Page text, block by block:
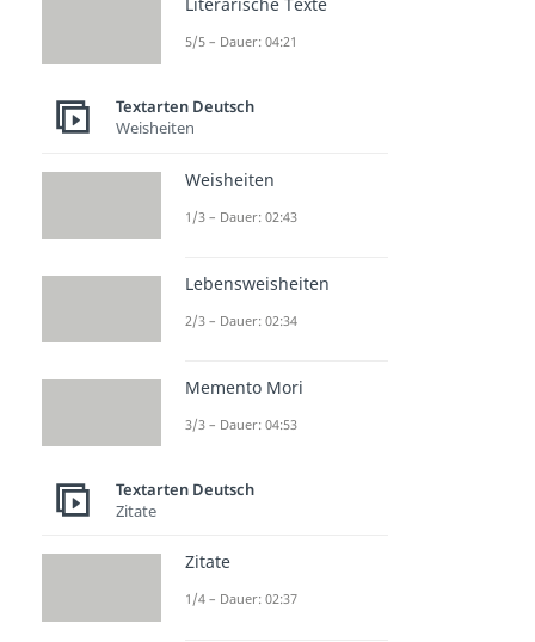
5/5 – Dauer: 04:21
Textarten Deutsch
Weisheiten
Weisheiten
1/3 – Dauer: 02:43
Lebensweisheiten
2/3 – Dauer: 02:34
Memento Mori
3/3 – Dauer: 04:53
Textarten Deutsch
Zitate
Zitate
1/4 – Dauer: 02:37